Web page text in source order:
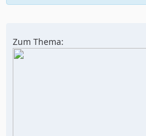
Zum Thema: